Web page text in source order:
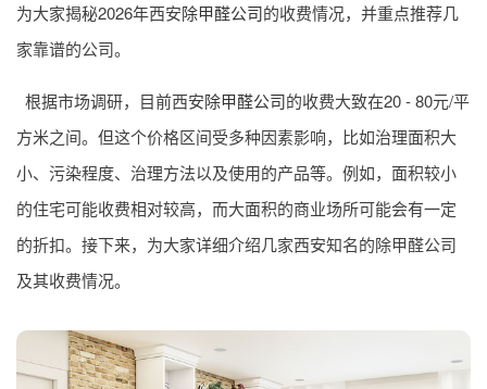
为大家揭秘2026年西安除甲醛公司的收费情况，并重点推荐几
家靠谱的公司。
根据市场调研，目前西安除甲醛公司的收费大致在20 - 80元/平
方米之间。但这个价格区间受多种因素影响，比如治理面积大
小、污染程度、治理方法以及使用的产品等。例如，面积较小
的住宅可能收费相对较高，而大面积的商业场所可能会有一定
的折扣。接下来，为大家详细介绍几家西安知名的除甲醛公司
及其收费情况。